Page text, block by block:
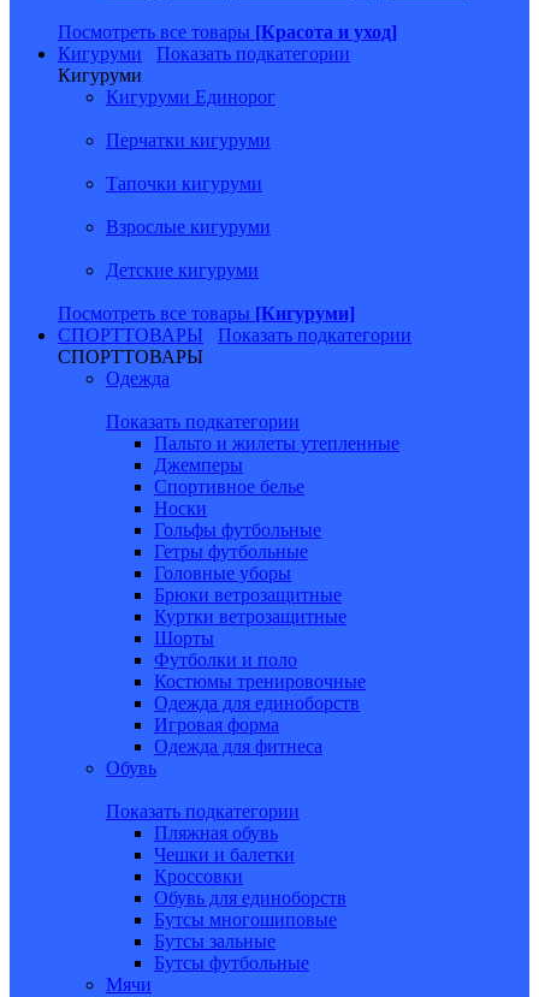
Посмотреть все товары [Красота и уход]
Кигуруми
Показать подкатегории
Кигуруми
Кигуруми Единорог
Перчатки кигуруми
Тапочки кигуруми
Взрослые кигуруми
Детские кигуруми
Посмотреть все товары [Кигуруми]
СПОРТТОВАРЫ
Показать подкатегории
СПОРТТОВАРЫ
Одежда
Показать подкатегории
Пальто и жилеты утепленные
Джемперы
Спортивное белье
Носки
Гольфы футбольные
Гетры футбольные
Головные уборы
Брюки ветрозащитные
Куртки ветрозащитные
Шорты
Футболки и поло
Костюмы тренировочные
Одежда для единоборств
Игровая форма
Одежда для фитнеса
Обувь
Показать подкатегории
Пляжная обувь
Чешки и балетки
Кроссовки
Обувь для единоборств
Бутсы многошиповые
Бутсы зальные
Бутсы футбольные
Мячи